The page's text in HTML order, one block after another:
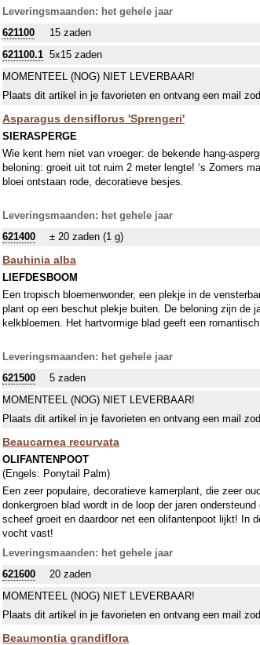
Leveringsmaanden: het gehele jaar
621100
15 zaden
621100.1 5x15 zaden
MOMENTEEL (NOG) NIET LEVERBAAR!
Plaats dit artikel in je favorieten en ontvang een mail
Asparagus densiflorus 'Sprengeri'
SIERASPERGE
Wie kent hem niet van vroeger: de bekende hang-
beloning: groeit uit tot ruim 2 meter lengte! ‘s Zomers
bloei ontstaan rode, decoratieve besjes.
Leveringsmaanden: het gehele jaar
621400
± 20 zaden (1 g)
Bauhinia alba
LIEFDESBOOM
Een tropisch bloemenwonder, een plekje in de
plant op een beschut plekje buiten. De beloning zijn de
kelkbloemen. Het hartvormige blad geeft een
Leveringsmaanden: het gehele jaar
621500
5 zaden
MOMENTEEL (NOG) NIET LEVERBAAR!
Plaats dit artikel in je favorieten en ontvang een mail
Beaucarnea recurvata
OLIFANTENPOOT
(Engels: Ponytail Palm)
Een zeer populaire, decoratieve kamerplant, die zeer
donkergroen blad wordt in de loop der jaren
scheef groeit en daardoor net een olifantenpoot lijkt! In
vocht vast!
Leveringsmaanden: het gehele jaar
621600
20 zaden
MOMENTEEL (NOG) NIET LEVERBAAR!
Plaats dit artikel in je favorieten en ontvang een mail
Beaumontia grandiflora